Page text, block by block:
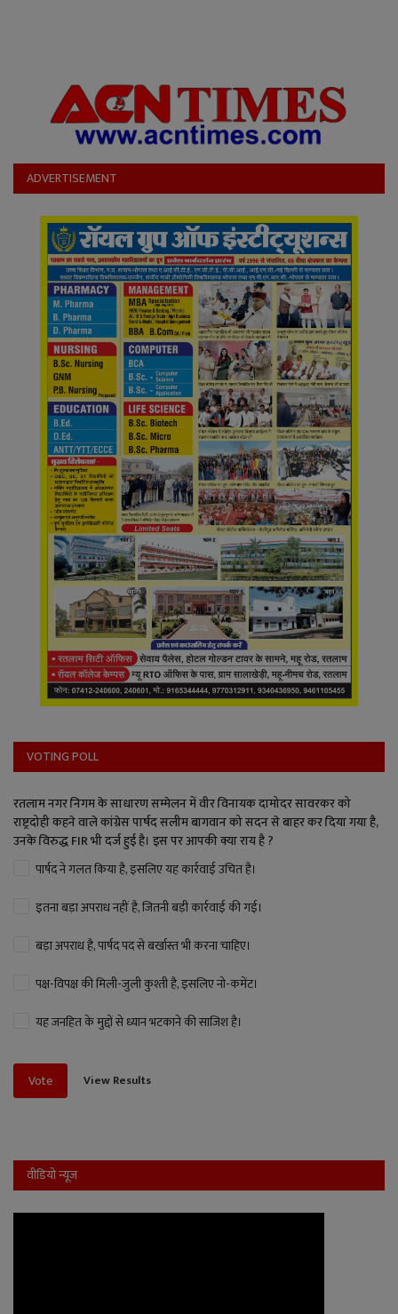
ADVERTISEMENT
VOTING POLL
रतलाम नगर निगम के साधारण सम्मेलन में वीर विनायक दामोदर सावरकर को
राष्ट्रदोही कहने वाले कांग्रेस पार्षद सलीम बागवान को सदन से बाहर कर दिया गया है,
उनके विरुद्ध FIR भी दर्ज हुई है। इस पर आपकी क्या राय है ?
पार्षद ने गलत किया है, इसलिए यह कार्रवाई उचित है।
इतना बड़ा अपराध नहीं है, जितनी बड़ी कार्रवाई की गई।
बड़ा अपराध है, पार्षद पद से बर्खास्त भी करना चाहिए।
पक्ष-विपक्ष की मिली-जुली कुश्ती है, इसलिए नो-कमेंट।
यह जनहित के मुद्दों से ध्यान भटकाने की साजिश है।
Vote View Results
वीडियो न्यूज